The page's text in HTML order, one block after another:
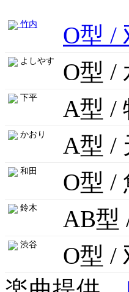
竹内 O型 /
よしやす O型 /
下平 A型 /
かおり A型 /
和田 O型 /
鈴木 AB型
渋谷
O型 /